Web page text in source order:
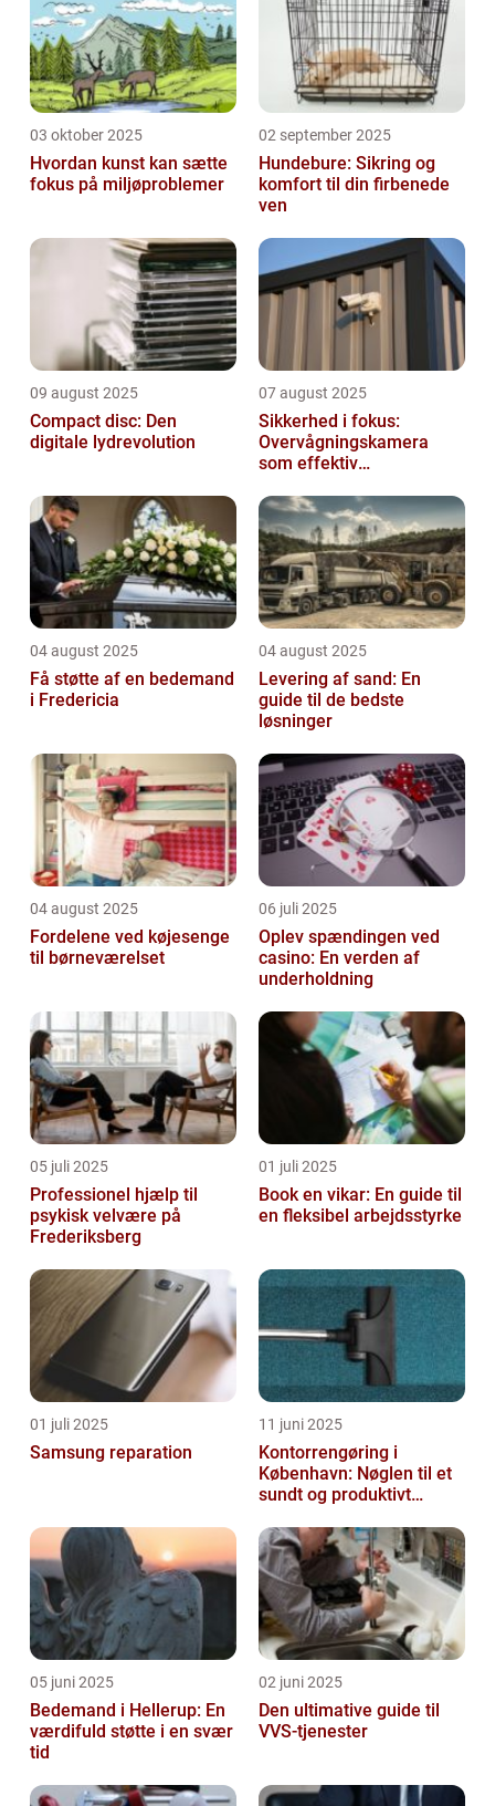
03 oktober 2025
Hvordan kunst kan sætte
fokus på miljøproblemer
02 september 2025
Hundebure: Sikring og
komfort til din firbenede
ven
09 august 2025
Compact disc: Den
digitale lydrevolution
07 august 2025
Sikkerhed i fokus:
Overvågningskamera
som effektiv
04 august 2025
Få støtte af en bedemand
i Fredericia
04 august 2025
Levering af sand: En
guide til de bedste
løsninger
04 august 2025
Fordelene ved køjesenge
til børneværelset
06 juli 2025
Oplev spændingen ved
casino: En verden af
underholdning
05 juli 2025
Professionel hjælp til
psykisk velvære på
Frederiksberg
01 juli 2025
Book en vikar: En guide til
en fleksibel arbejdsstyrke
01 juli 2025
Samsung reparation
11 juni 2025
Kontorrengøring i
København: Nøglen til et
sundt og produktivt
05 juni 2025
Bedemand i Hellerup: En
værdifuld støtte i en svær
tid
02 juni 2025
Den ultimative guide til
VVS-tjenester